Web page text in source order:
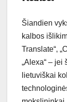
Šiandien
kalbos
Translate“,
„Alexa“ –
lietuviškai